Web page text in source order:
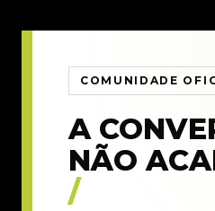
COMUNIDADE
A
NÃO
/